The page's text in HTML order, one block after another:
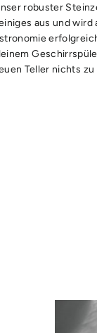
robuster
aus und wird
Teller nichts